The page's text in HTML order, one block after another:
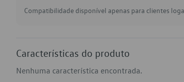
Compatibilidade disponível apenas para clientes
Características do produto
Nenhuma característica encontrada.